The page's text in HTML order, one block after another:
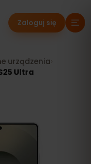
Zaloguj się
urządzenia
Ultra